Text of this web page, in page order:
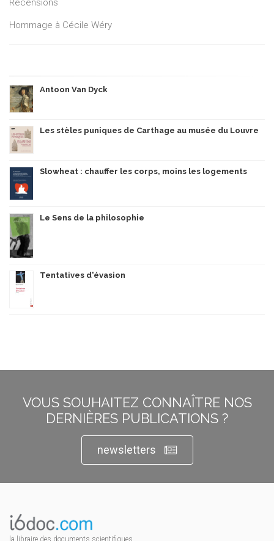
Recensions
Hommage à Cécile Wéry
Antoon Van Dyck
Les stèles puniques de Carthage au musée du Louvre
Slowheat : chauffer les corps, moins les logements
Le Sens de la philosophie
Tentatives d'évasion
VOUS SOUHAITEZ CONNAÎTRE NOS
DERNIÈRES PUBLICATIONS ?
newsletters
la libraire des documents scientifiques